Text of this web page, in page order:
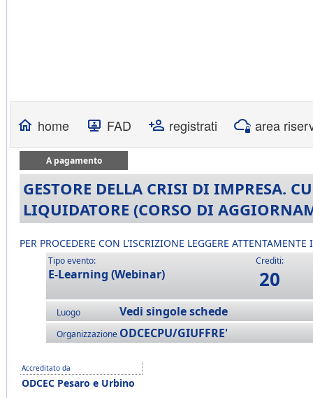
home FAD registrati area
A pagamento
GESTORE DELLA CRISI DI IMPRESA.
LIQUIDATORE (CORSO DI
PER PROCEDERE CON L'ISCRIZIONE LEGGERE
Tipo evento:
E-Learning (Webinar)
Crediti:
20
Luogo Vedi singole schede
Organizzazione ODCECPU/GIUFFRE'
Accreditato da
ODCEC Pesaro e Urbino